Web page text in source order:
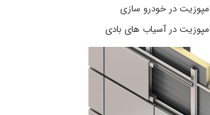
در خودرو سازی
در آسیاب های بادی